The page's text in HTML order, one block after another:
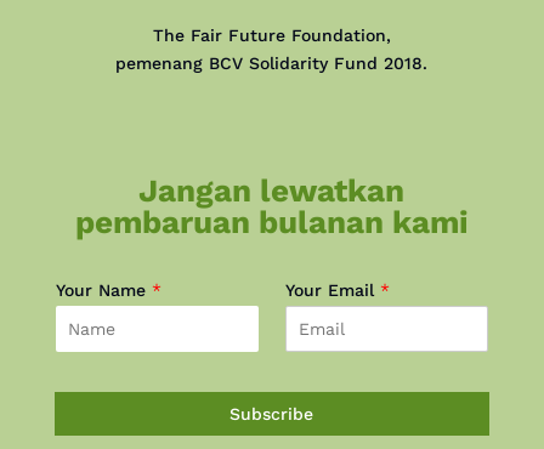
The Fair Future Foundation,
pemenang BCV Solidarity Fund 2018.
Jangan lewatkan
pembaruan bulanan kami
Your Name * Your Email *
Subscribe